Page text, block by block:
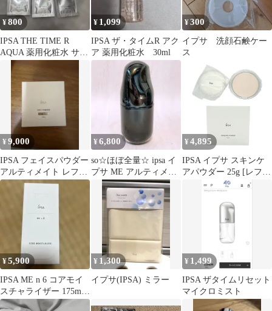
¥800
IPSA THE TIME R
AQUA 薬用化粧水 サン
プル 6包
¥ 1,099
IPSA ザ・タイムR アク
ア 薬用化粧水 30ml
¥300
イプサ 洗顔石鹸ケー
ス
¥9,000
IPSA フェイスパウダー
アルティメイト レフィ
ル
¥6,800
so☆ほぼ全量☆ ipsa イ
プサ ME アルティメイ
トe 3 50ml
¥ 4,895
IPSA イプサ スキンケ
アパウダー 25g [レフィ
ル] 医薬部外品 パフ付
¥5,900
IPSA ME n 6 コアモイ
スチャライザー 175mL
詰め替え
¥ 1,300
イプサ(IPSA) ミラー
¥ 1,499
IPSA ザタイムリセット
マイクロミスト